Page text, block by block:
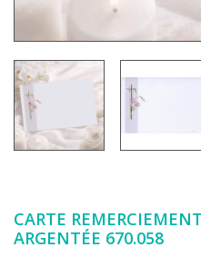
CARTE
ARGENTÉE 670.058